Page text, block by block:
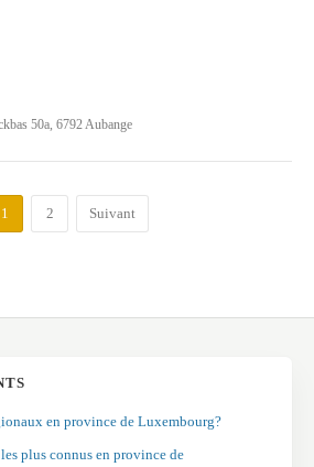
50a, 6792 Aubange
1 2 Suivant
en province de Luxembourg?
plus connus en province de